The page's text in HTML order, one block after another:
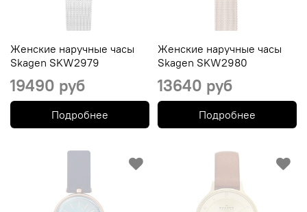
Женские наручные часы
Skagen SKW2979
19490 руб
Подробнее
Женские наручные часы
Skagen SKW2980
13640 руб
Подробнее